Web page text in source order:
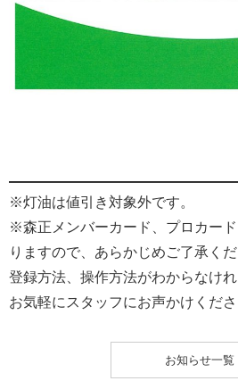
※灯油は値引き対象外です。
※森正メンバーカード、プロカー
りますので、あらかじめご了承くだ
登録方法、操作方法がわからなけ
お気軽にスタッフにお声かけくだ
お知らせ一覧